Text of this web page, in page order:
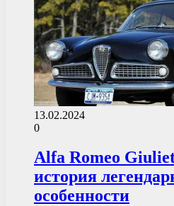
13.02.2024
0
Alfa Romeo
история
особенности